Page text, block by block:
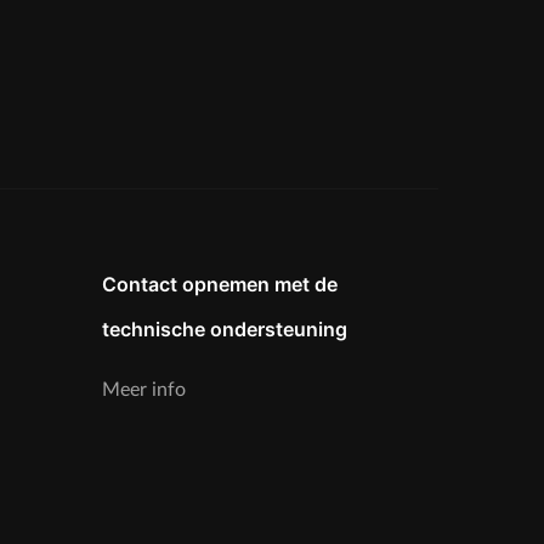
Contact opnemen met de
technische ondersteuning
Meer info